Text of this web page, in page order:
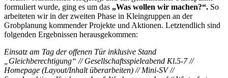
formuliert wurde, ging es um das „Was wollen wir machen?“. So
arbeiteten wir in der zweiten Phase in Kleingruppen an der
Grobplanung kommender Projekte und Aktionen. Letztendlich sind
folgenden Ergebnissen herausgekommen:
Einsatz am Tag der offenen Tür inklusive Stand
„Gleichberechtigung“ // Gesellschaftsspieleabend Kl.5-7 //
Homepage (Layout/Inhalt überarbeiten) // Mini-SV //